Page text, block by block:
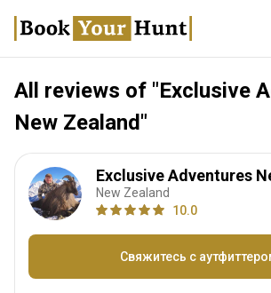
All reviews of "Exclusive
New Zealand"
Exclusive Adventures
New Zealand
10.0
Свяжитесь с